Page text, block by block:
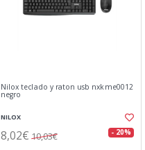
Nilox teclado y raton usb nxkme0012
negro
NILOX
8,02€ 10,03€ - 20%